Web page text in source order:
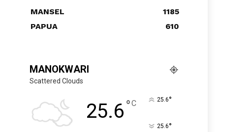
MANSEL
1185
PAPUA
610
MANOKWARI
Scattered Clouds
25.6°C 25.6°
25.6°